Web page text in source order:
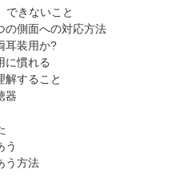
きないこと
への対応方法
用か?
れる
ること
方法